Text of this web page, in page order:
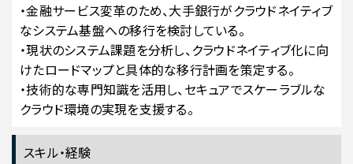
・金融サービス変革のため、大手銀行がクラウドネイティブ
なシステム基盤への移行を検討している。
・現状のシステム課題を分析し、クラウドネイティブ化に向
けたロードマップと具体的な移行計画を策定する。
・技術的な専門知識を活用し、セキュアでスケーラブルな
クラウド環境の実現を支援する。
スキル・経験